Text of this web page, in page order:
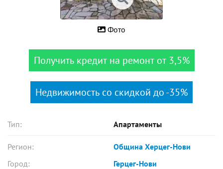
Фото
Получить кредит на ремонт от 3,5%
Недвижимость со скидкой до -35%
Тип: Апартаменты
Регион:
Община Херцег-Нови
Город:
Герцег-Нови